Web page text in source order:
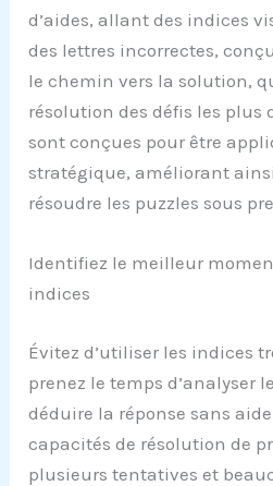
d’aides, allant des indices
des lettres incorrectes,
le chemin vers la solution,
résolution des défis les plus
sont conçues pour être
stratégique, améliorant
résoudre les puzzles sous
Identifiez le meilleur
indices
Évitez d’utiliser les indices
prenez le temps d’analyser
déduire la réponse sans
capacités de résolution de
plusieurs tentatives et